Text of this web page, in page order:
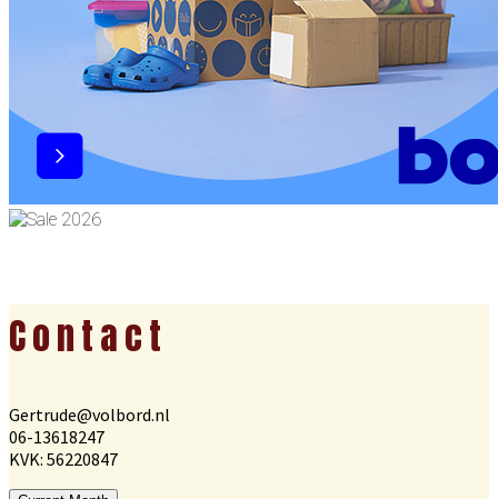
Footer
Contact
Gertrude@volbord.nl
06-13618247
KVK: 56220847